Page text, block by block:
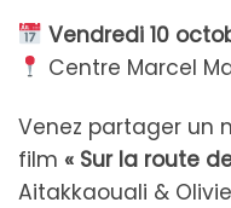
Vendredi 10
Centre Marcel
Venez partager un
film « Sur la route
Aitakkaouali &